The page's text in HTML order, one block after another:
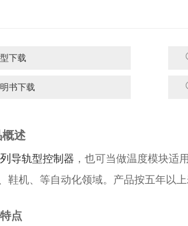
下载
书下载
述
导轨型控制器 ，也可当做温度模块适
鞋机、等自动化领域。产品按五年以上
点